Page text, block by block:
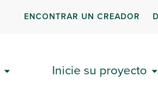
ENCONTRAR UN CREADOR
Inicie su proyecto